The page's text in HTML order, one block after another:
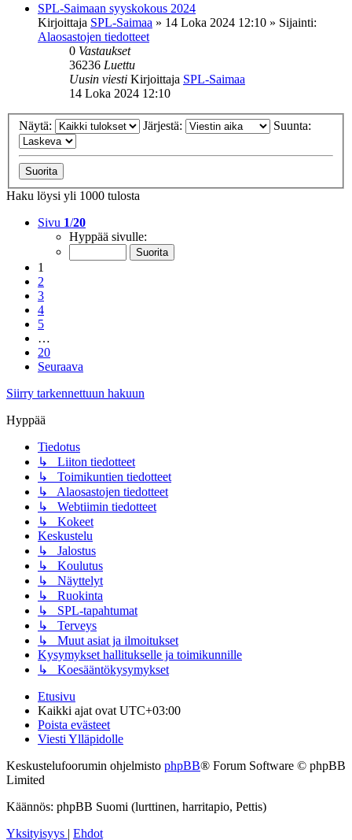
SPL-Saimaan syyskokous 2024
Kirjoittaja SPL-Saimaa » 14 Loka 2024 12:10 » Sijainti:
Alaosastojen tiedotteet
0 Vastaukset
36236 Luettu
Uusin viesti Kirjoittaja SPL-Saimaa
14 Loka 2024 12:10
Näytä: Järjestä: Suunta:
Haku löysi yli 1000 tulosta
Sivu 1/20
Hyppää sivulle:
1
2
3
4
5
…
20
Seuraava
Siirry tarkennettuun hakuun
Hyppää
Tiedotus
↳ Liiton tiedotteet
↳ Toimikuntien tiedotteet
↳ Alaosastojen tiedotteet
↳ Webtiimin tiedotteet
↳ Kokeet
Keskustelu
↳ Jalostus
↳ Koulutus
↳ Näyttelyt
↳ Ruokinta
↳ SPL-tapahtumat
↳ Terveys
↳ Muut asiat ja ilmoitukset
Kysymykset hallitukselle ja toimikunnille
↳ Koesääntökysymykset
Etusivu
Kaikki ajat ovatUTC+03:00
Poista evästeet
Viesti Ylläpidolle
Keskustelufoorumin ohjelmisto phpBB® Forum Software © phpBB
Limited
Käännös: phpBB Suomi (lurttinen, harritapio, Pettis)
Yksityisyys
Ehdot